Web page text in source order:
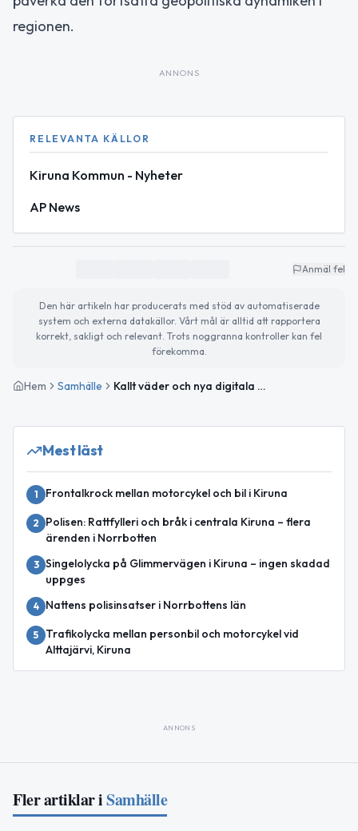
regionen.
ANNONS
RELEVANTA KÄLLOR
Kiruna Kommun - Nyheter
AP News
Anmäl fel
Den här artikeln har producerats med stöd av automatiserade
system och externa datakällor. Vårt mål är alltid att rapportera
korrekt, sakligt och relevant. Trots noggranna kontroller kan fel
förekomma.
Hem Samhälle Kallt väder och nya digitala möjligheter i Kiruna
Mest läst
1 Frontalkrock mellan motorcykel och bil i Kiruna
2
Polisen: Rattfylleri och bråk i centrala Kiruna – flera
ärenden i Norrbotten
3 Singelolycka på Glimmervägen i Kiruna – ingen skadad
uppges
4 Nattens polisinsatser i Norrbottens län
5
Trafikolycka mellan personbil och motorcykel vid
Alttajärvi, Kiruna
ANNONS
Fler artiklar iSamhälle